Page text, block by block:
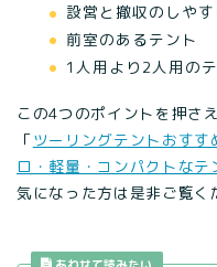
設営と撤収のしや
前室のあるテント
1人用より2人用の
この4つのポイントを押さ
「ツーリングテントおす
ロ・軽量・コンパクトなテ
気になった方は是非ご覧く